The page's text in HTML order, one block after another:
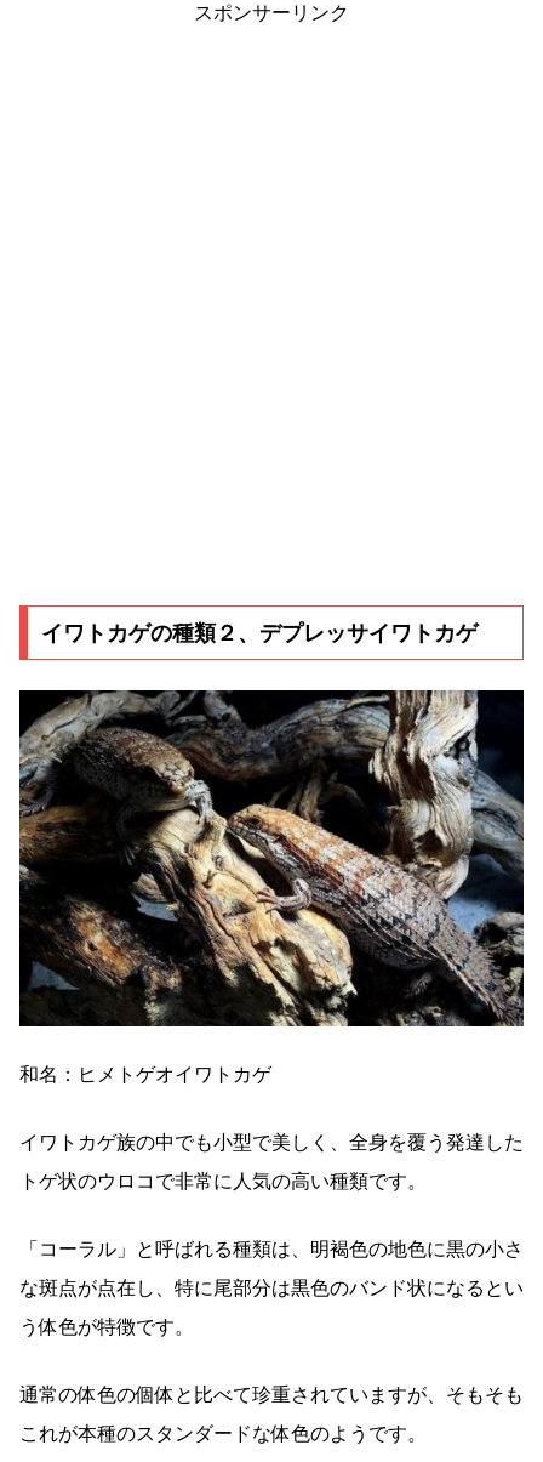
スポンサーリンク
イワトカゲの種類２、デプレッサイワトカゲ
和名：ヒメトゲオイワトカゲ
イワトカゲ族の中でも小型で美しく、全身を覆う発達した
トゲ状のウロコで非常に人気の高い種類です。
「コーラル」と呼ばれる種類は、明褐色の地色に黒の小さ
な斑点が点在し、特に尾部分は黒色のバンド状になるとい
う体色が特徴です。
通常の体色の個体と比べて珍重されていますが、そもそも
これが本種のスタンダードな体色のようです。